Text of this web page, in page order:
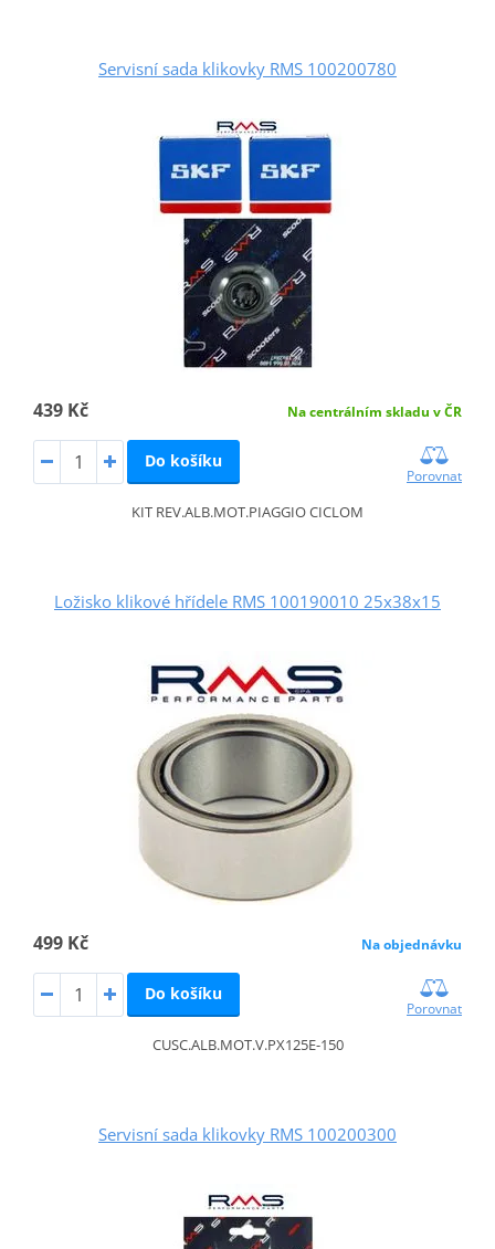
Servisní sada klikovky RMS 100200780
439 Kč Na centrálním skladu v ČR
Do košíku
Porovnat
KIT REV.ALB.MOT.PIAGGIO CICLOM
Ložisko klikové hřídele RMS 100190010 25x38x15
499 Kč Na objednávku
Do košíku
Porovnat
CUSC.ALB.MOT.V.PX125E-150
Servisní sada klikovky RMS 100200300